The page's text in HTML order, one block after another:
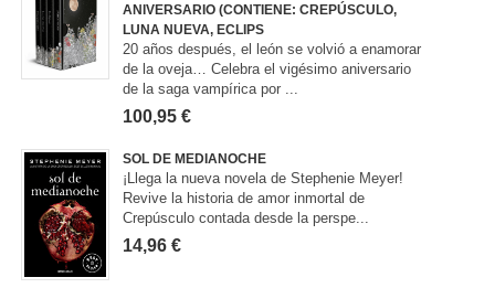
ANIVERSARIO (CONTIENE: CREPÚSCULO,
LUNA NUEVA, ECLIPS
20 años después, el león se volvió a enamorar
de la oveja… Celebra el vigésimo aniversario
de la saga vampírica por ...
100,95 €
SOL DE MEDIANOCHE
¡Llega la nueva novela de Stephenie Meyer!
Revive la historia de amor inmortal de
Crepúsculo contada desde la perspe...
14,96 €